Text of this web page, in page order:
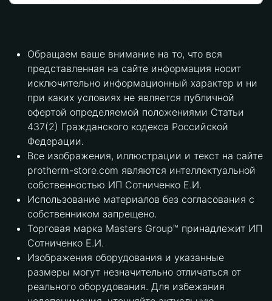
Обращаем ваше внимание на то, что вся
представленная на сайте информация носит
исключительно информационный характер и ни
при каких условиях не является публичной
офертой определяемой положениями Статьи
437(2) Гражданского кодекса Российской
Федерации.
Все изображения, иллюстрации и текст на сайте
protherm-store.com являются интеллектуальной
собственностью ИП Сотниченко Е.И.
Использование материалов без согласования с
собственником запрещено.
Торговая марка Masters Group™ принадлежит ИП
Сотниченко Е.И.
Изображения оборудования и указанные
размеры могут незначительно отличаться от
реального оборудования. Для избежания